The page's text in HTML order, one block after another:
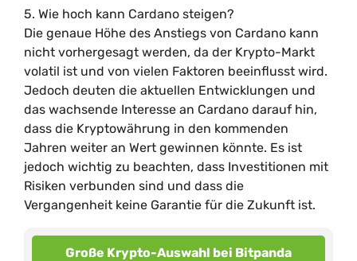
5. Wie hoch kann Cardano steigen?
Die genaue Höhe des Anstiegs von Cardano kann
nicht vorhergesagt werden, da der Krypto-Markt
volatil ist und von vielen Faktoren beeinflusst wird.
Jedoch deuten die aktuellen Entwicklungen und
das wachsende Interesse an Cardano darauf hin,
dass die Kryptowährung in den kommenden
Jahren weiter an Wert gewinnen könnte. Es ist
jedoch wichtig zu beachten, dass Investitionen mit
Risiken verbunden sind und dass die
Vergangenheit keine Garantie für die Zukunft ist.
Große Krypto-Auswahl bei Bitpanda